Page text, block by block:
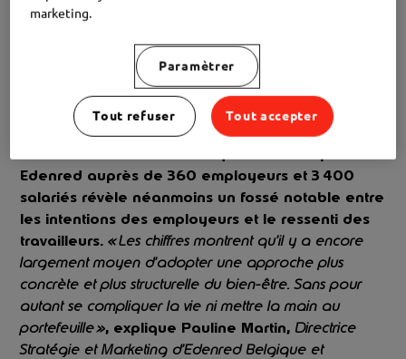
Une enquête d’Edenred révèle un fossé entre
Le bien-être mental occupe une place de plus en
plus importante dans le débat sociétal, y compris
Edenred auprès de 360 employeurs et 3 400
salariés révèle néanmoins un fossé notable entre
les intentions des employeurs et le ressenti des
travailleurs.« Les chiffres montrent qu’il y a encore
largement moyen d’adopter une approche plus
concrète et plus structurelle du bien-être. Sans pour
autant se compliquer la vie ni mettre la main au
portefeuille », explique Pauline Martin, Directrice
Stratégie et Marketing d’Edenred Belgique et
marketing.
Paramètrer
Tout refuser Tout accepter